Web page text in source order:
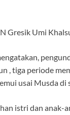
Gresik Umi
, tiga periode
usai Musda
istri dan